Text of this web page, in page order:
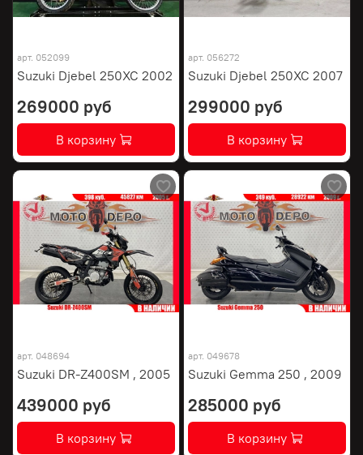
арт. 052099
Suzuki Djebel 250XC 2002
269000 руб
В корзину
арт. 056272
Suzuki Djebel 250XC 2007
299000 руб
В корзину
арт. 048694
Suzuki DR-Z400SM , 2005
439000 руб
В корзину
арт. 049678
Suzuki Gemma 250 , 2009
285000 руб
В корзину